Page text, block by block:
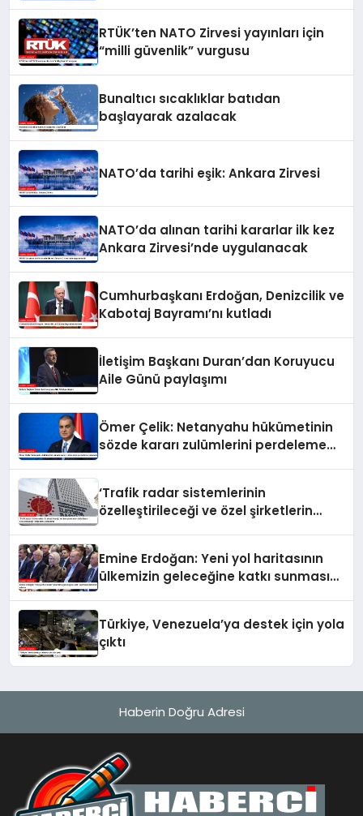
RTÜK’ten NATO Zirvesi yayınları için
“milli güvenlik” vurgusu
Bunaltıcı sıcaklıklar batıdan
başlayarak azalacak
NATO’da tarihi eşik: Ankara Zirvesi
NATO’da alınan tarihi kararlar ilk kez
Ankara Zirvesi’nde uygulanacak
Cumhurbaşkanı Erdoğan, Denizcilik ve
Kabotaj Bayramı’nı kutladı
İletişim Başkanı Duran’dan Koruyucu
Aile Günü paylaşımı
Ömer Çelik: Netanyahu hükümetinin
sözde kararı zulümlerini perdeleme
‘Trafik radar sistemlerinin
özelleştirileceği ve özel şirketlerin
Emine Erdoğan: Yeni yol haritasının
ülkemizin geleceğine katkı sunmasını
Türkiye, Venezuela’ya destek için yola
çıktı
Haberin Doğru Adresi